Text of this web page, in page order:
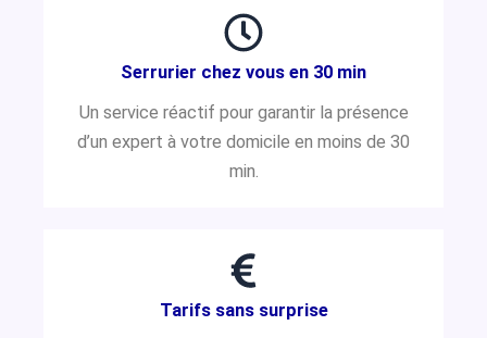
Serrurier chez vous en 30 min
Un service réactif pour garantir la présence
d’un expert à votre domicile en moins de 30
min.
Tarifs sans surprise